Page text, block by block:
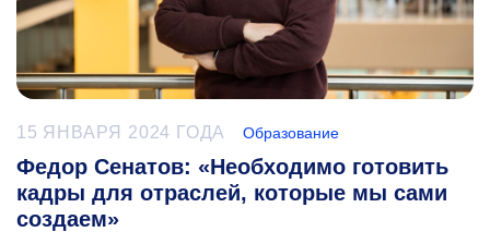
15 ЯНВАРЯ 2024 ГОДА Образование
Федор Сенатов: «Необходимо готовить
кадры для отраслей, которые мы сами
создаем»